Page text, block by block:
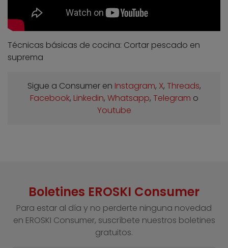
Técnicas básicas de cocina: Cortar pescado en
suprema
Sigue a Consumer en Instagram, X, Threads,
Facebook, Linkedin, Whatsapp, Telegram o
Youtube
Boletines EROSKI Consumer
Para estar al día y no perderte ninguna novedad
en EROSKI Consumer, suscríbete nuestros boletines
gratuitos.